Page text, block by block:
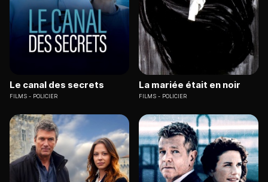
Le canal des secrets
FILMS POLICIER
La mariée était en noir
FILMS POLICIER